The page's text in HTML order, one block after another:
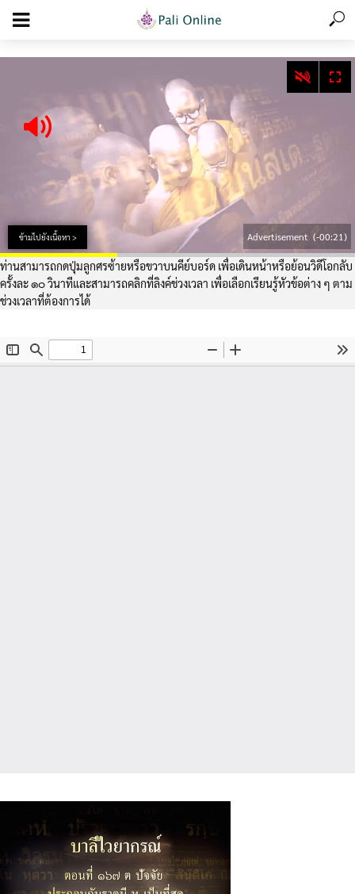
add_action('wp_footer', function () { echo '
ข้ามไปยังเนื้อหา > Advertisement (-00:20)
ท่านสามารถกดปุ่มลูกศรซ้ายหรือขวาบนคีย์บอร์ด เพื่อเดินหน้าหรือย้อนวิดีโอกลับ
ครั้งละ ๑๐ วินาทีและสามารถคลิกที่ลิงค์ช่วงเวลา เพื่อเลือกเรียนรู้หัวข้อต่าง ๆ ตาม
ช่วงเวลาที่ต้องการได้